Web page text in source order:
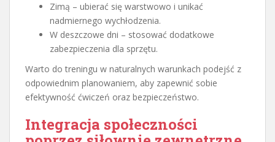
Zimą – ubierać się warstwowo i unikać
nadmiernego wychłodzenia.
W deszczowe dni – stosować dodatkowe
zabezpieczenia dla sprzętu.
Warto do treningu w naturalnych warunkach podejść z
odpowiednim planowaniem, aby zapewnić sobie
efektywność ćwiczeń oraz bezpieczeństwo.
Integracja społeczności